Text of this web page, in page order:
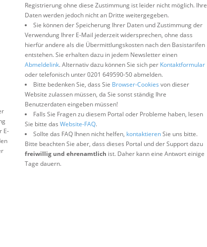
E-
Registrierung ohne diese Zustimmung ist leider nicht möglich. Ihre
Daten werden jedoch nicht an Dritte weitergegeben.
Sie können der Speicherung Ihrer Daten und Zustimmung der
Verwendung Ihrer E-Mail jederzeit widersprechen, ohne dass
hierfür andere als die Übermittlungskosten nach den Basistarifen
entstehen. Sie erhalten dazu in jedem Newsletter einen
Abmeldelink. Alternativ dazu können Sie sich per Kontaktformular
oder telefonisch unter 0201 649590-50 abmelden.
Bitte bedenken Sie, dass Sie Browser-Cookies von dieser
Website zulassen müssen, da Sie sonst ständig Ihre
Benutzerdaten eingeben müssen!
Falls Sie Fragen zu diesem Portal oder Probleme haben, lesen
Sie bitte das Website-FAQ.
Sollte das FAQ Ihnen nicht helfen, kontaktierenSie uns bitte.
Bitte beachten Sie aber, dass dieses Portal und der Support dazu
freiwillig und ehrenamtlich ist. Daher kann eine Antwort einige
Tage dauern.